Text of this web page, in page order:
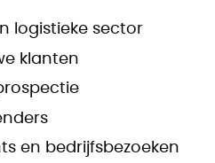
logistieke sector
klanten
en bedrijfsbezoeken